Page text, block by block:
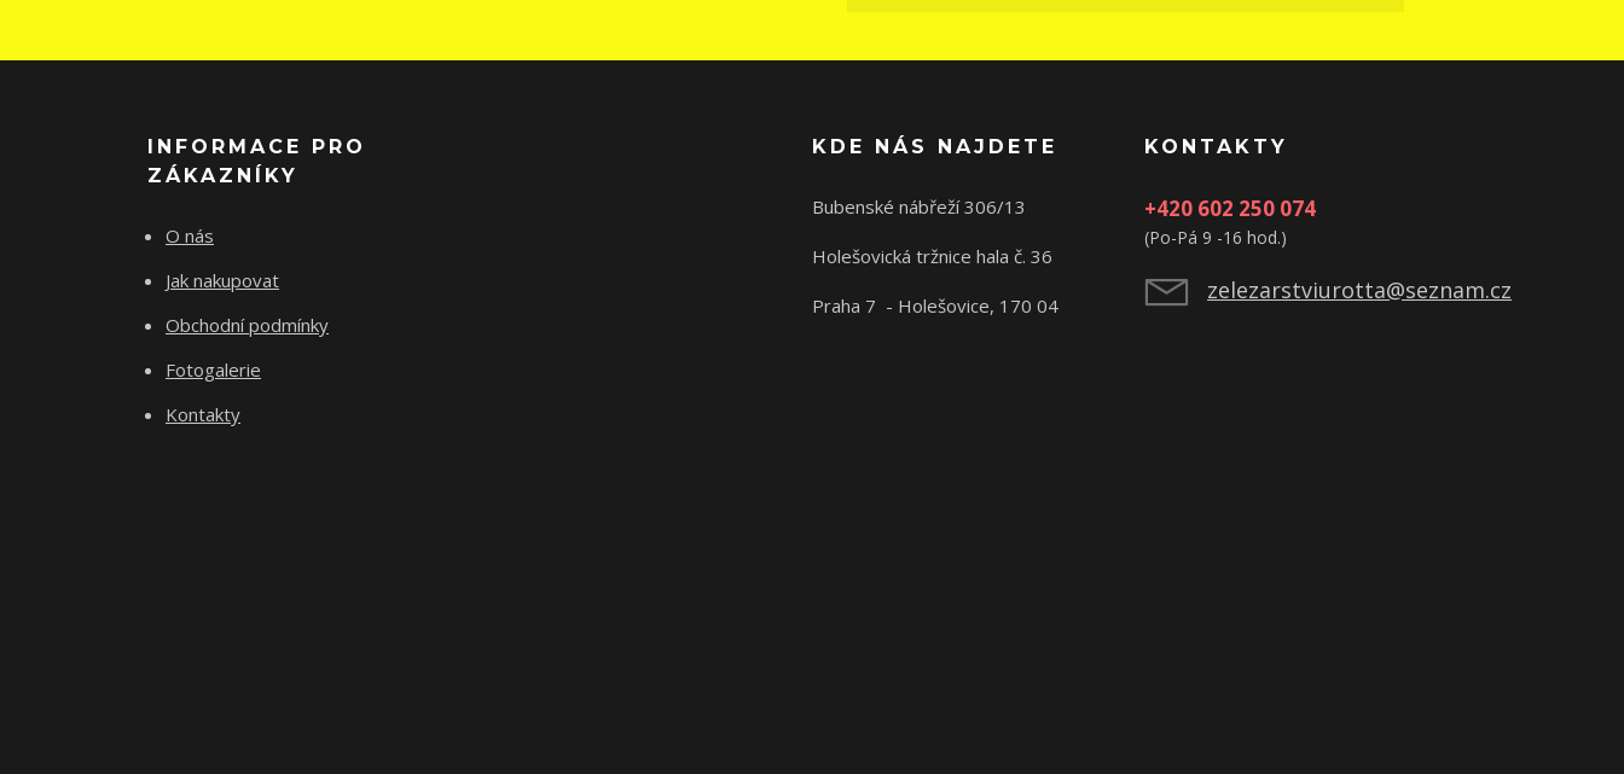
INFORMACE PRO
ZÁKAZNÍKY
O nás
Jak nakupovat
Obchodní podmínky
Fotogalerie
Kontakty
KDE NÁS NAJDETE
Bubenské nábřeží 306/13
Holešovická tržnice hala č. 36
Praha 7 - Holešovice, 170 04
KONTAKTY
+420 602 250 074
(Po-Pá 9 -16 hod.)
zelezarstviurotta@seznam.cz